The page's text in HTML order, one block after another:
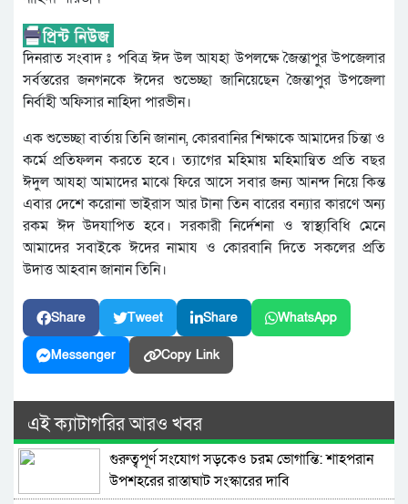
দিনরাত সংবাদ ঃ পবিত্র ঈদ উল আযহা উপলক্ষে জৈন্তাপুর উপজেলার
সর্বস্তরের জনগনকে ঈদের শুভেচ্ছা জানিয়েছেন জৈন্তাপুর উপজেলা
নির্বাহী অফিসার নাহিদা পারভীন।
এক শুভেচ্ছা বার্তায় তিনি জানান, কোরবানির শিক্ষাকে আমাদের চিন্তা ও
কর্মে প্রতিফলন করতে হবে। ত্যাগের মহিমায় মহিমান্বিত প্রতি বছর
ঈদুল আযহা আমাদের মাঝে ফিরে আসে সবার জন্য আনন্দ নিয়ে কিন্ত
এবার দেশে করোনা ভাইরাস আর টানা তিন বারের বন্যার কারণে অন্য
রকম ঈদ উদযাপিত হবে। সরকারী নির্দেশনা ও স্বাস্থ্যবিধি মেনে
আমাদের সবাইকে ঈদের নামায ও কোরবানি দিতে সকলের প্রতি
উদাত্ত আহবান জানান তিনি।
Share Tweet Share WhatsApp
Messenger Copy Link
এই ক্যাটাগরির আরও খবর
গুরুত্বপূর্ণ সংযোগ সড়কেও চরম ভোগান্তি: শাহপরান
উপশহরের রাস্তাঘাট সংস্কারের দাবি